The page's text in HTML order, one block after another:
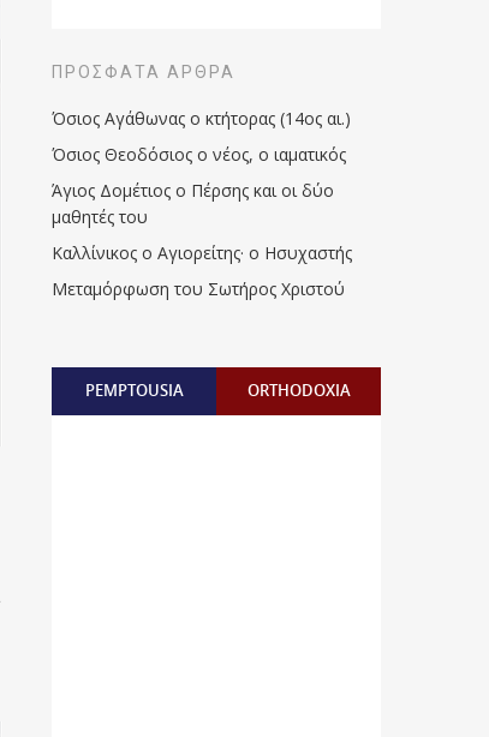
ΠΡΌΣΦΑΤΑ ΆΡΘΡΑ
Όσιος Αγάθωνας ο κτήτορας (14ος αι.)
Όσιος Θεοδόσιος ο νέος, ο ιαματικός
Άγιος Δομέτιος ο Πέρσης και οι δύο
μαθητές του
Καλλίνικος ο Αγιορείτης · ο Ησυχαστής
Μεταμόρφωση του Σωτήρος Χριστού
PEMPTOUSIA ORTHODOXIA